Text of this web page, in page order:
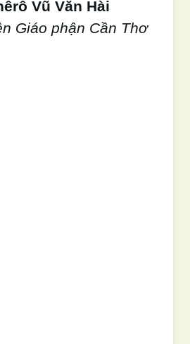
Vũ Văn Hài
Giáo phận Cần Thơ